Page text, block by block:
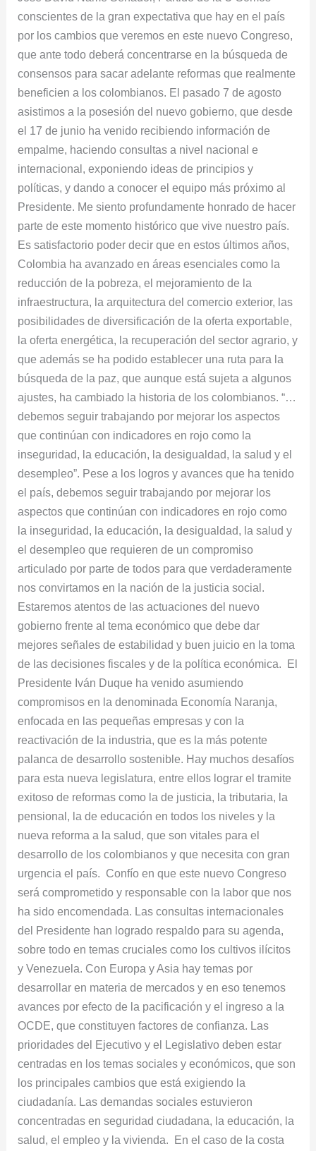
conscientes de la gran expectativa que hay en el país
por los cambios que veremos en este nuevo Congreso,
que ante todo deberá concentrarse en la búsqueda de
consensos para sacar adelante reformas que realmente
beneficien a los colombianos. El pasado 7 de agosto
asistimos a la posesión del nuevo gobierno, que desde
el 17 de junio ha venido recibiendo información de
empalme, haciendo consultas a nivel nacional e
internacional, exponiendo ideas de principios y
políticas, y dando a conocer el equipo más próximo al
Presidente. Me siento profundamente honrado de hacer
parte de este momento histórico que vive nuestro país.
Es satisfactorio poder decir que en estos últimos años,
Colombia ha avanzado en áreas esenciales como la
reducción de la pobreza, el mejoramiento de la
infraestructura, la arquitectura del comercio exterior, las
posibilidades de diversificación de la oferta exportable,
la oferta energética, la recuperación del sector agrario, y
que además se ha podido establecer una ruta para la
búsqueda de la paz, que aunque está sujeta a algunos
ajustes, ha cambiado la historia de los colombianos. “…
debemos seguir trabajando por mejorar los aspectos
que continúan con indicadores en rojo como la
inseguridad, la educación, la desigualdad, la salud y el
desempleo”. Pese a los logros y avances que ha tenido
el país, debemos seguir trabajando por mejorar los
aspectos que continúan con indicadores en rojo como
la inseguridad, la educación, la desigualdad, la salud y
el desempleo que requieren de un compromiso
articulado por parte de todos para que verdaderamente
nos convirtamos en la nación de la justicia social.
Estaremos atentos de las actuaciones del nuevo
gobierno frente al tema económico que debe dar
mejores señales de estabilidad y buen juicio en la toma
de las decisiones fiscales y de la política económica. El
Presidente Iván Duque ha venido asumiendo
compromisos en la denominada Economía Naranja,
enfocada en las pequeñas empresas y con la
reactivación de la industria, que es la más potente
palanca de desarrollo sostenible. Hay muchos desafíos
para esta nueva legislatura, entre ellos lograr el tramite
exitoso de reformas como la de justicia, la tributaria, la
pensional, la de educación en todos los niveles y la
nueva reforma a la salud, que son vitales para el
desarrollo de los colombianos y que necesita con gran
urgencia el país. Confío en que este nuevo Congreso
será comprometido y responsable con la labor que nos
ha sido encomendada. Las consultas internacionales
del Presidente han logrado respaldo para su agenda,
sobre todo en temas cruciales como los cultivos ilícitos
y Venezuela. Con Europa y Asia hay temas por
desarrollar en materia de mercados y en eso tenemos
avances por efecto de la pacificación y el ingreso a la
OCDE, que constituyen factores de confianza. Las
prioridades del Ejecutivo y el Legislativo deben estar
centradas en los temas sociales y económicos, que son
los principales cambios que está exigiendo la
ciudadanía. Las demandas sociales estuvieron
concentradas en seguridad ciudadana, la educación, la
salud, el empleo y la vivienda. En el caso de la costa
y
política